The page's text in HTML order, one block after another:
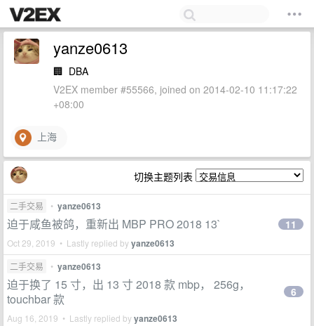
yanze0613
🏢 DBA
V2EX member #55566, joined on 2014-02-10 11:17:22
+08:00
上海
切换主题列表
二手交易 • yanze0613
迫于咸鱼被鸽，重新出 MBP PRO 2018 13`
Oct 29, 2019 • Lastly replied byyanze0613
11
二手交易 • yanze0613
迫于换了 15 寸，出 13 寸 2018 款 mbp， 256g，
touchbar 款
Aug 16, 2019 • Lastly replied byyanze0613
6